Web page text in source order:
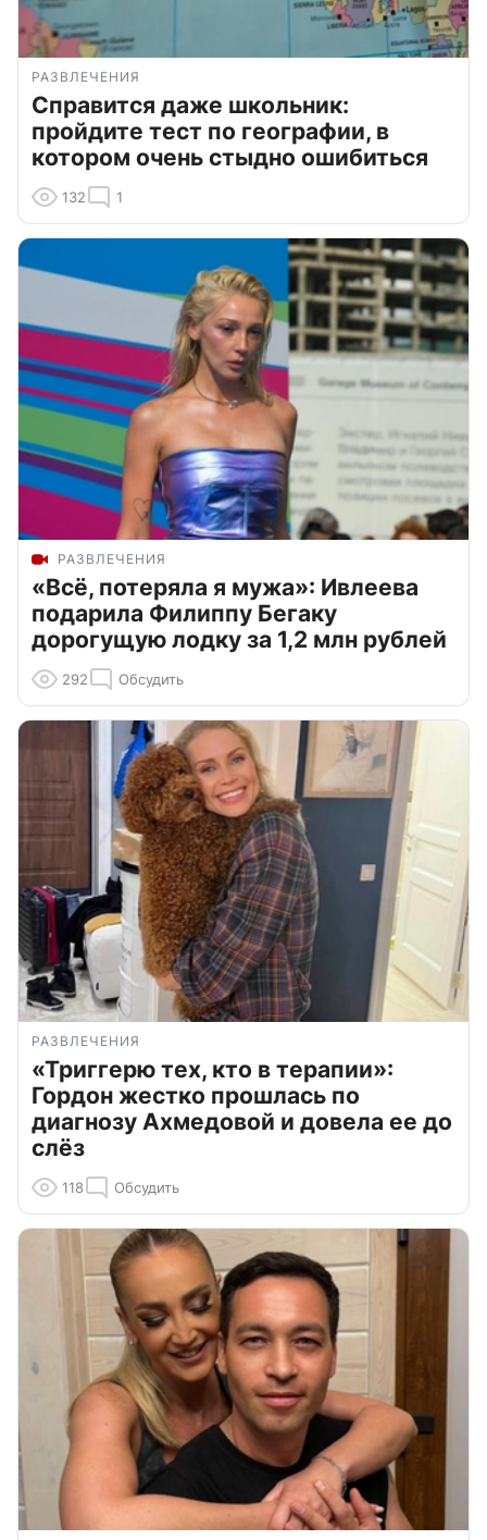
РАЗВЛЕЧЕНИЯ
Справится даже школьник:
пройдите тест по географии, в
котором очень стыдно ошибиться
132 1
РАЗВЛЕЧЕНИЯ
«Всё, потеряла я мужа»: Ивлеева
подарила Филиппу Бегаку
дорогущую лодку за 1,2 млн рублей
292 Обсудить
РАЗВЛЕЧЕНИЯ
«Триггерю тех, кто в терапии»:
Гордон жестко прошлась по
диагнозу Ахмедовой и довела ее до
слёз
118 Обсудить